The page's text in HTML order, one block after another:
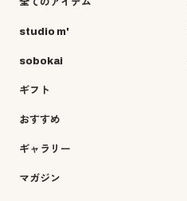
全てのアイテム
studio m'
sobokai
ギフト
おすすめ
ギャラリー
マガジン